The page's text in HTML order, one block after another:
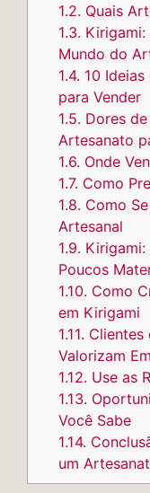
1.2. Quais
1.3.
Mundo do
1.4. 10
para Vender
1.5. Dores
Artesanato
1.6. Onde
1.7. Como
1.8. Como
Artesanal
1.9. Kirigami:
Poucos
1.10. Como
em Kirigami
1.11. Clientes
Valorizam
1.12. Use as
1.13.
Você Sabe
1.14.
um